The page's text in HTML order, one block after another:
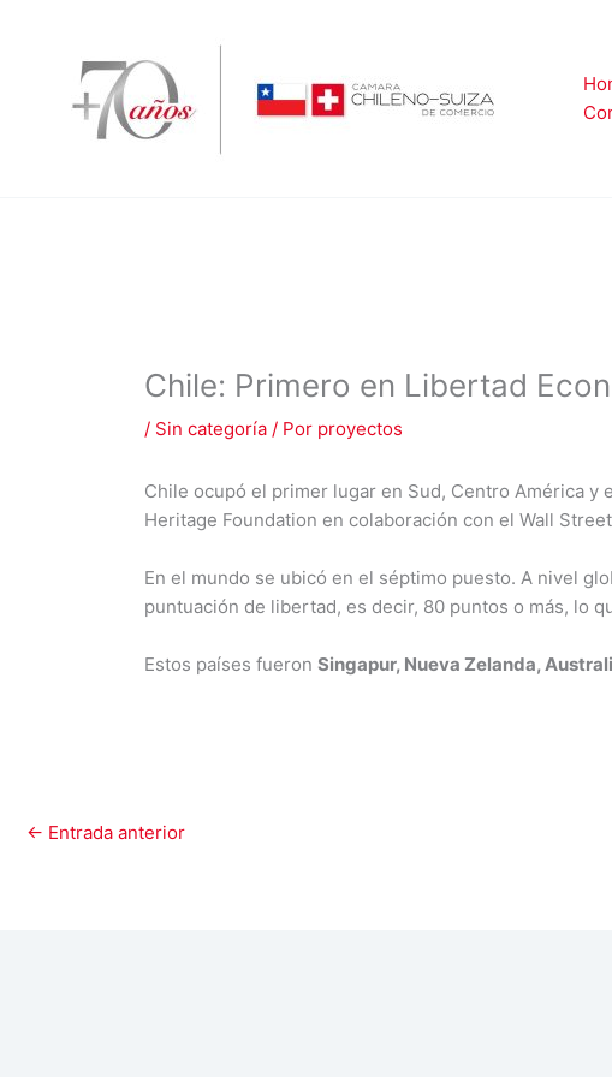
contenido
Chile: Primero en Libertad
/ Sin categoría / Por proyectos
Chile ocupó el primer lugar en Sud, Centro América
Heritage Foundation en colaboración con el Wall
En el mundo se ubicó en el séptimo puesto. A nivel
puntuación de libertad, es decir, 80 puntos o más, lo
Estos países fueronSingapur, Nueva Zelanda,
← Entrada anterior